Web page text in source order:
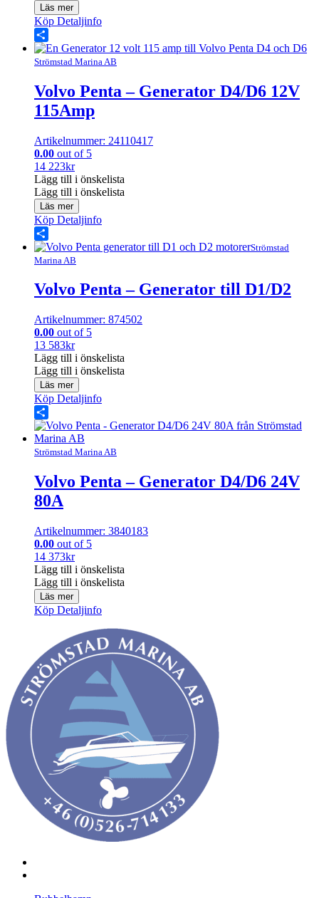
Läs mer
Köp Detaljinfo
Share
Strömstad Marina AB
Volvo Penta – Generator D4/D6 12V
115Amp
Artikelnummer: 24110417
0.00 out of 5
14 223kr
Lägg till i önskelista
Lägg till i önskelista
Läs mer
Köp Detaljinfo
Share
Strömstad
Marina AB
Volvo Penta – Generator till D1/D2
Artikelnummer: 874502
0.00 out of 5
13 583kr
Lägg till i önskelista
Lägg till i önskelista
Läs mer
Köp Detaljinfo
Share
Strömstad Marina AB
Volvo Penta – Generator D4/D6 24V
80A
Artikelnummer: 3840183
0.00 out of 5
14 373kr
Lägg till i önskelista
Lägg till i önskelista
Läs mer
Köp Detaljinfo